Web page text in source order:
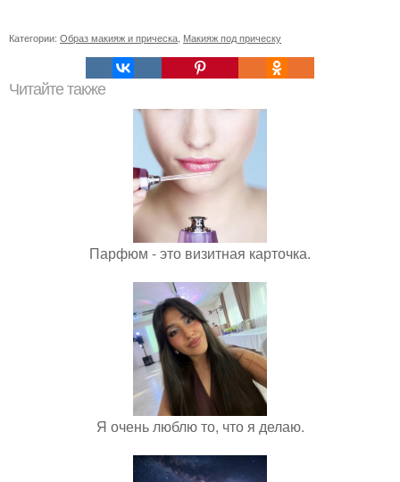
Категории: Образ макияж и прическа Макияж под прическу
Читайте также
Парфюм - это визитная карточка.
Я очень люблю то, что я делаю.